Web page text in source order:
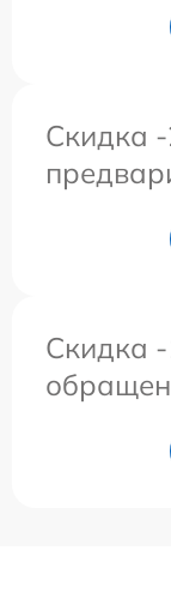
Скидка
Скидка